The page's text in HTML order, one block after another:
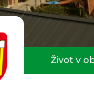
Život v